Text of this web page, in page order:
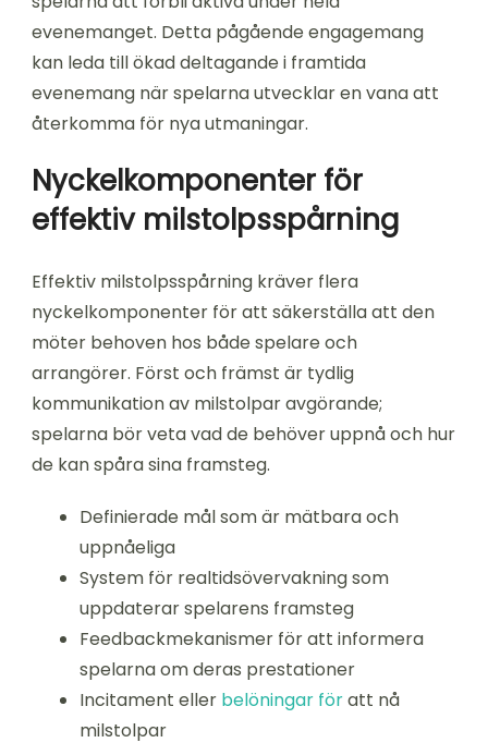
evenemanget. Detta pågående engagemang
kan leda till ökad deltagande i framtida
evenemang när spelarna utvecklar en vana att
återkomma för nya utmaningar.
Nyckelkomponenter för
effektiv milstolpsspårning
Effektiv milstolpsspårning kräver flera
nyckelkomponenter för att säkerställa att den
möter behoven hos både spelare och
arrangörer. Först och främst är tydlig
kommunikation av milstolpar avgörande;
spelarna bör veta vad de behöver uppnå och hur
de kan spåra sina framsteg.
Definierade mål som är mätbara och
uppnåeliga
System för realtidsövervakning som
uppdaterar spelarens framsteg
Feedbackmekanismer för att informera
spelarna om deras prestationer
Incitament eller belöningar föratt nå
milstolpar